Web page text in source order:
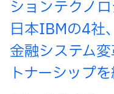
ションテクノ
日本IBMの4社
金融システム
トナーシップ